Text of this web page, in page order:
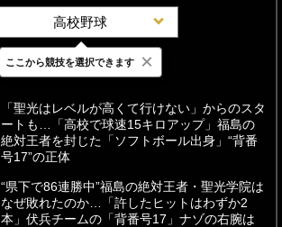
高校野球
最新 24時間 週間
「聖光はレベルが高くて行けない」からのスタ
ートも…「高校で球速15キロアップ」福島の
絶対王者を封じた「ソフトボール出身」“背番
号17”の正体
“県下で86連勝中”福島の絶対王者・聖光学院は
なぜ敗れたのか…「許したヒットはわずか2
本」伏兵チームの「背番号17」ナゾの右腕は
ここから競技を選択できます ×